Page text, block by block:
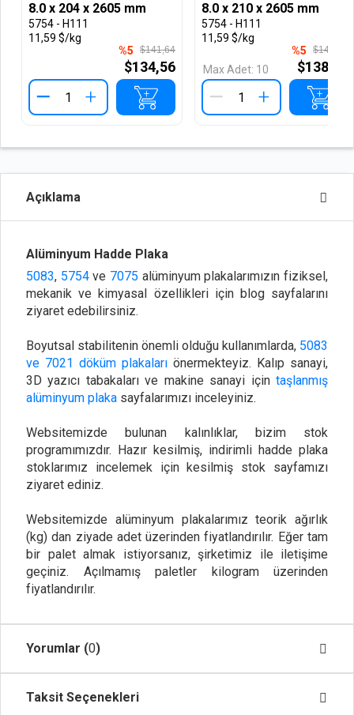
8.0 x 204 x 2605 mm
5754 - H111
11,59 $/kg
%5
$141,64
$134,56
+
8.0 x 210 x 2605 mm
5754 - H111
11,59 $/kg
%5
$145,79
$138,50
Max Adet: 10
+
Açıklama
Alüminyum Hadde Plaka
5083, 5754ve 7075 alüminyum plakalarımızın fiziksel,
mekanik ve kimyasal özellikleri için blog sayfalarını
ziyaret edebilirsiniz.
Boyutsal stabilitenin önemli olduğu kullanımlarda, 5083
ve 7021 döküm plakaları önermekteyiz. Kalıp sanayi,
3D yazıcı tabakaları ve makine sanayi için taşlanmış
alüminyum plaka sayfalarımızı inceleyiniz.
Websitemizde bulunan kalınlıklar, bizim stok
programımızdır. Hazır kesilmiş, indirimli hadde plaka
stoklarımız incelemek için kesilmiş stok sayfamızı
ziyaret ediniz.
Websitemizde alüminyum plakalarımız teorik ağırlık
(kg) dan ziyade adet üzerinden fiyatlandırılır. Eğer tam
bir palet almak istiyorsanız, şirketimiz ile iletişime
geçiniz. Açılmamış paletler kilogram üzerinden
fiyatlandırılır.
Yorumlar (0)
Taksit Seçenekleri